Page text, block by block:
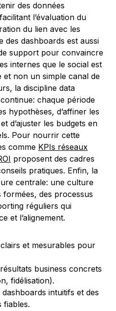
des données
l’évaluation du
du lien avec les
des dashboards est aussi
support pour convaincre
internes que le social est
non un simple canal de
la discipline data
chaque période
hypothèses, d’affiner les
d’ajuster les budgets en
Pour nourrir cette
comme KPIs réseaux
proposent des cadres
pratiques. Enfin, la
centrale: une culture
formées, des processus
réguliers qui
et l’alignement.
et mesurables pour
business concrets
fidélisation).
intuitifs et des
fiables.